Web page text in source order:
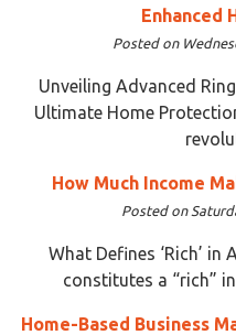
Enhanced
Posted on
Unveiling Advanced
Ultimate Home
How Much Income
Posted on
What Defines ‘Rich’
constitutes a “rich”
Home-Based Business